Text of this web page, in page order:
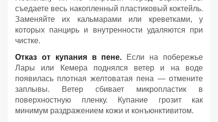
съедаете весь накопленный пластиковый коктейль.
Заменяйте их кальмарами или креветками, у
которых панцирь и внутренности удаляются при
чистке.
Отказ от купания в пене. Если на побережье
Лары или Кемера поднялся ветер и на воде
появилась плотная желтоватая пена — отмените
заплывы. Ветер сбивает микропластик в
поверхностную пленку. Купание грозит как
минимум раздражением кожи и конъюнктивитом.